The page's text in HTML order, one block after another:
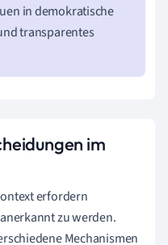
in demokratische
transparentes
im
erfordern
zu werden.
Mechanismen